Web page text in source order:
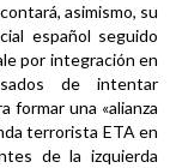
asimismo, su
español seguido
por integración en
de intentar
formar una «alianza
terrorista ETAen
de la izquierda